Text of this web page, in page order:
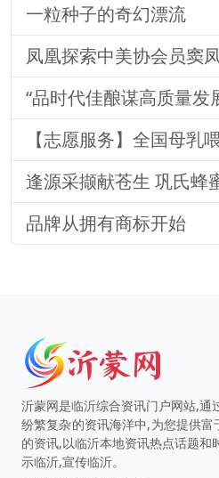
一粒种子的奇幻漂流
品牌从拥有商标开始
沂蒙网是临沂综合资讯门户网站,通
纷繁复杂的资讯海洋中,为您提供
的资讯,以临沂本地资讯热点话题和
示临沂,宣传临沂。